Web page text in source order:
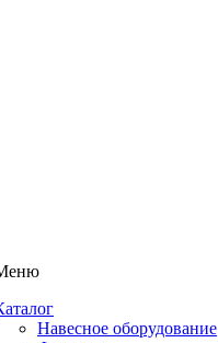
Навесное оборудование